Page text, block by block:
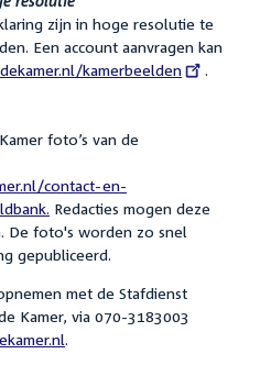
zijn in hoge resolutie te
Een account aanvragen kan
kamerbeelden .
foto’s van de
contact-en-
Redacties mogen deze
De foto's worden zo snel
gepubliceerd.
met de Stafdienst
Kamer, via 070-3183003
.